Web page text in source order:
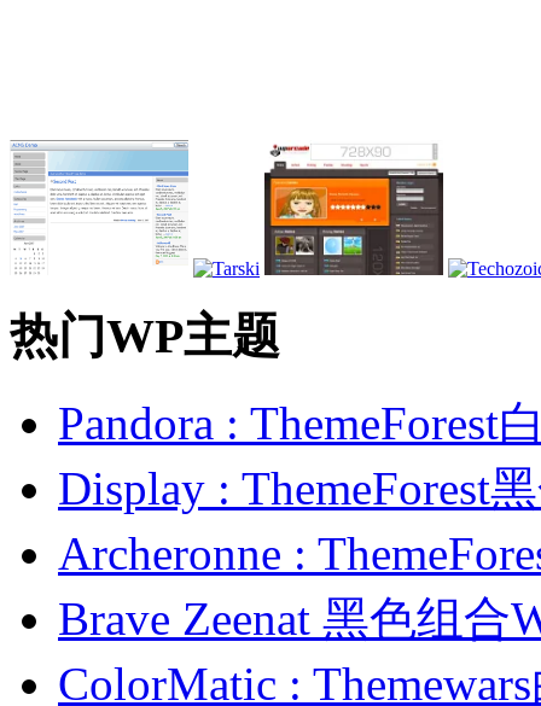
热门WP主题
Pandora : ThemeForest
Display : ThemeForest
Archeronne :
Brave Zeenat 黑色组合
ColorMatic :